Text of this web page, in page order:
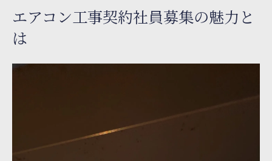
エアコン工事契約社員募集で得られる仕事
未経験歓迎のエアコン工事契約社員募集の
エアコン工事契約社員募集の魅力と
は